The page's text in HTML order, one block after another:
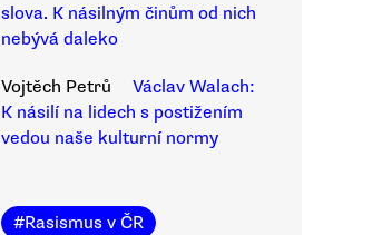
slova. K násilným činům od nich
nebývá daleko
Vojtěch Petrů
Václav Walach:
K násilí na lidech s postižením
vedou naše kulturní normy
#Rasismus v ČR